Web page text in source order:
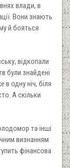
влади, в
Вони знають
й бояться
відкопали
були знайдені
в одну ніч, біля
А скільки
та інші
визнанням
фінансова